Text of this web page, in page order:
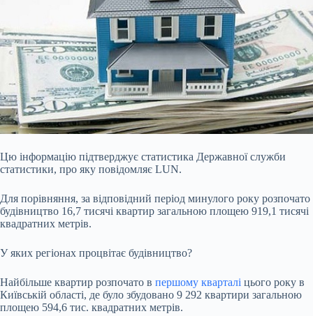
Цю інформацію підтверджує статистика Державної служби
статистики, про яку повідомляє LUN.
Для порівняння, за відповідний період минулого року розпочато
будівництво 16,7 тисячі квартир загальною площею 919,1 тисячі
квадратних метрів.
У яких регіонах процвітає будівництво?
Найбільше квартир розпочато в першому кварталі цього року в
Київській області, де було збудовано 9 292 квартири загальною
площею 594,6 тис. квадратних метрів.